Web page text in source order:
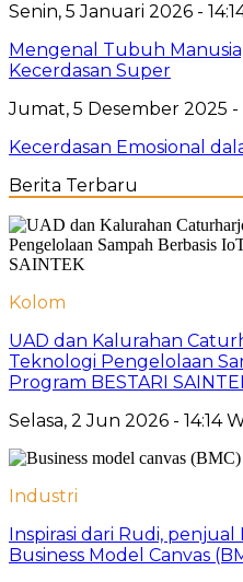
Senin, 5 Januari 2026 -
Mengenal Tubuh
Kecerdasan Super
Jumat, 5 Desember 2025 -
Kecerdasan Emosional
Berita Terbaru
Kolom
UAD dan Kalurahan
Teknologi Pengelolaan
Program BESTARI
Selasa, 2 Jun 2026 - 14:14
Industri
Inspirasi dari Rudi,
Business Model Canvas